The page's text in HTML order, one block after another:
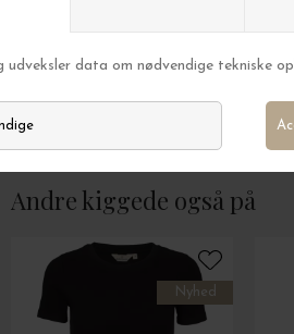
Kampmann
Spatel med huller Smal, Teak L:31
DKK 195,00
Andre kiggede også på
Nyhed